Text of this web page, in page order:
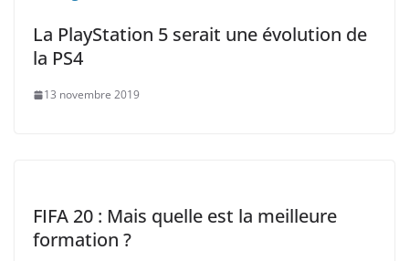
La PlayStation 5 serait une évolution de
la PS4
13 novembre 2019
FIFA 20 : Mais quelle est la meilleure
formation ?